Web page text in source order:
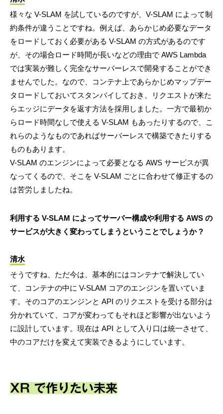
様々な V-SLAM を試しているのですが、V-SLAM によって制
約条件が違うことですね。例えば、あらかじめ必要なデータ
をロードしておく必要がある V-SLAM の方式があるのです
が、その場合ロード時間が長いなどの理由で AWS Lambda
では実装が難しく完全なサーバーレスで開発することができ
ませんでした。なので、コンテナ上であらかじめマップデー
タロードしておいてスタンバイしておき、リクエストが来た
らエッジにデータを返す方法を採用しました。一方で最初か
らロード時間なしで使える V-SLAM もあったりするので、こ
れらのようなものであればサーバーレスで構築できたりする
ものもあります。
V-SLAM のエンジンによって必要となる AWS サービスが異
なってくるので、そこを V-SLAM ごとに合わせて修正するの
は苦労しましたね。
利用する V-SLAM によってサーバー構成や利用する AWS の
サービスが大きく変わってしまうということでしょうか ?
清水
そうですね、ただ今は、基本的にはコンテナで解決してい
て、コンテナの中に V-SLAM コアのエンジンを置いていま
す。そのコアのエンジンと API のリクエストを受ける部分は
分かれていて、コアが変わってもそれほど影響が出ないよう
に設計しています。現在は API として入り口は統一させて、
中のコアだけを変えて実装できるようにしています。
XR で作りたい未来